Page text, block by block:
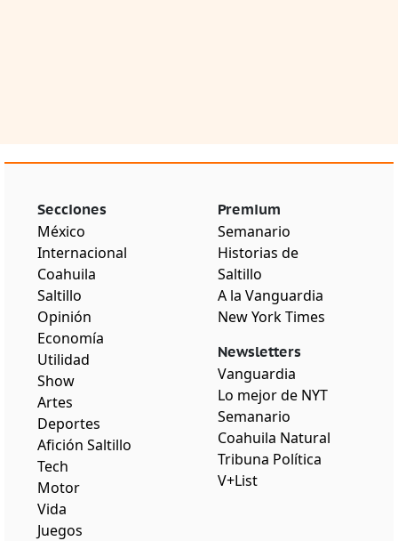
Secciones
México
Internacional
Coahuila
Saltillo
Opinión
Economía
Utilidad
Show
Artes
Deportes
Afición Saltillo
Tech
Motor
Vida
Juegos
Premium
Semanario
Historias de
Saltillo
A la Vanguardia
New York Times
Newsletters
Vanguardia
Lo mejor de NYT
Semanario
Coahuila Natural
Tribuna Política
V+List